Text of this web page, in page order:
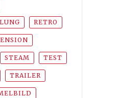
RETRO
STEAM TEST
TRAILER